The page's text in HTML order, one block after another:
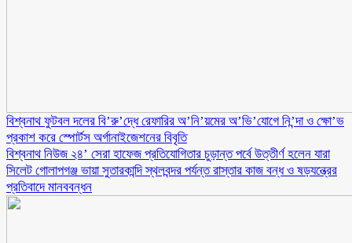
বিশ্বনাথ ফুটবল দলের বি’রু’দ্ধে রেফারির অ’নি’য়মের অ’ভি’যোগে নি’ন্দা ও ক্ষো’ভ
প্রকাশ করে স্পোর্টস অর্গানাইজেশনের বিবৃতি
বিশ্বনাথ নিউজ ২৪’ সেরা হাফেজ প্রতিযোগিতার চুড়ান্ত পর্বে উত্তীর্ণ হলেন যারা
সিলেট গোলাপগঞ্জ ভায়া সুতারকান্দি স্থলবন্দর পর্যন্ত রাস্তার কাজ বন্ধ ও ষড়যন্ত্রের
প্রতিবাদে মানববন্ধন